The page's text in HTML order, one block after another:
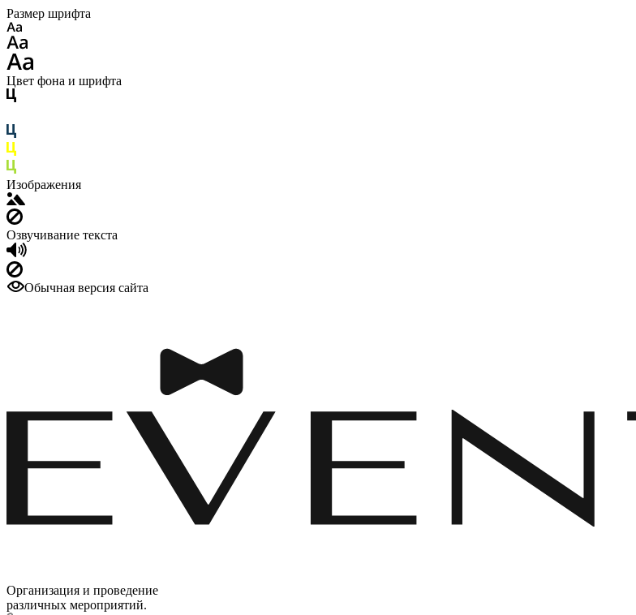
Размер шрифта
Цвет фона и шрифта
Изображения
Озвучивание текста
Обычная версия сайта
Организация и проведение
различных мероприятий.